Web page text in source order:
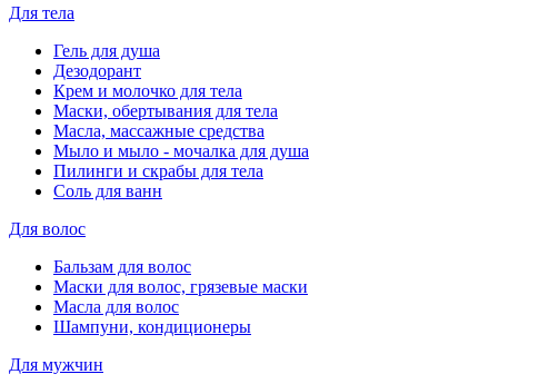
Для тела
Гель для душа
Дезодорант
Крем и молочко для тела
Маски, обертывания для тела
Масла, массажные средства
Мыло и мыло - мочалка для душа
Пилинги и скрабы для тела
Соль для ванн
Для волос
Бальзам для волос
Маски для волос, грязевые маски
Масла для волос
Шампуни, кондиционеры
Для мужчин